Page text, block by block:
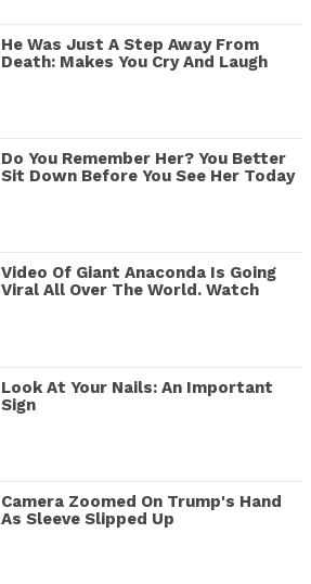
He Was Just A Step Away From
Death: Makes You Cry And Laugh
Do You Remember Her? You Better
Sit Down Before You See Her Today
Video Of Giant Anaconda Is Going
Viral All Over The World. Watch
Look At Your Nails: An Important
Sign
Camera Zoomed On Trump's Hand
As Sleeve Slipped Up